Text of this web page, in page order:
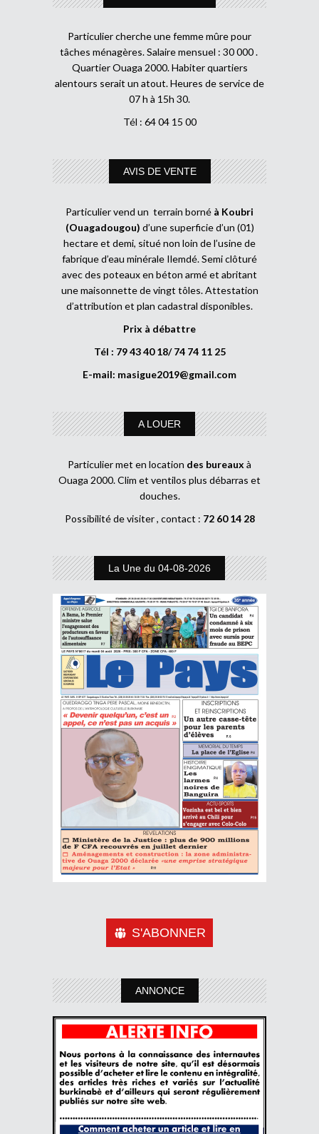
Particulier cherche une femme mûre pour
tâches ménagères. Salaire mensuel : 30 000 .
Quartier Ouaga 2000. Habiter quartiers
alentours serait un atout. Heures de service de
07 h à 15h 30.
Tél : 64 04 15 00
AVIS DE VENTE
Particulier vend un terrain borné à Koubri
(Ouagadougou) d’une superficie d’un (01)
hectare et demi, situé non loin de l’usine de
fabrique d’eau minérale Ilemdé. Semi clôturé
avec des poteaux en béton armé et abritant
une maisonnette de vingt tôles. Attestation
d’attribution et plan cadastral disponibles.
Prix à débattre
Tél : 79 43 40 18/ 74 74 11 25
E-mail: masigue2019@gmail.com
A LOUER
Particulier met en location des bureaux à
Ouaga 2000. Clim et ventilos plus débarras et
douches.
Possibilité de visiter , contact : 72 60 14 28
La Une du 04-08-2026
S'ABONNER
ANNONCE